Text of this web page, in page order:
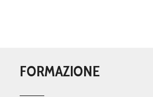
FORMAZIONE